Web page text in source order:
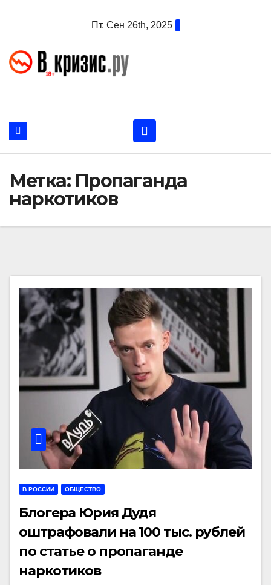
Пт. Сен 26th, 2025
Метка: Пропаганда
наркотиков
В РОССИИ ОБЩЕСТВО
Блогера Юрия Дудя
оштрафовали на 100 тыс. рублей
по статье о пропаганде
наркотиков